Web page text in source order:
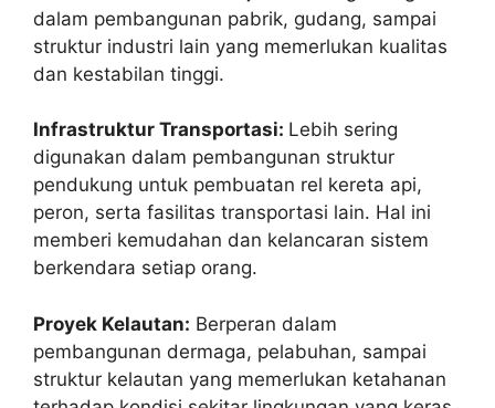
dalam pembangunan pabrik, gudang, sampai
struktur industri lain yang memerlukan kualitas
dan kestabilan tinggi.
Infrastruktur Transportasi: Lebih sering
digunakan dalam pembangunan struktur
pendukung untuk pembuatan rel kereta api,
peron, serta fasilitas transportasi lain. Hal ini
memberi kemudahan dan kelancaran sistem
berkendara setiap orang.
Proyek Kelautan: Berperan dalam
pembangunan dermaga, pelabuhan, sampai
struktur kelautan yang memerlukan ketahanan